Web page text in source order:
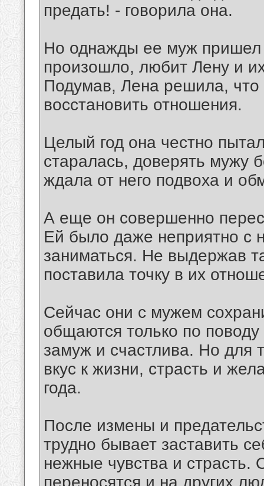
предать! - говорила она.
Но однажды ее муж пришел
произошло, любит Лену и
Подумав, Лена решила, что
восстановить отношения.
Целый год она честно
старалась, доверять мужу
ждала от него подвоха и
А еще он совершенно
Ей было даже неприятно с
заниматься. Не выдержав
поставила точку в их
Сейчас они с мужем
общаются только по
замуж и счастлива. Но для
вкус к жизни, страсть и
года.
После измены и
трудно бывает заставить
нежные чувства и страсть.